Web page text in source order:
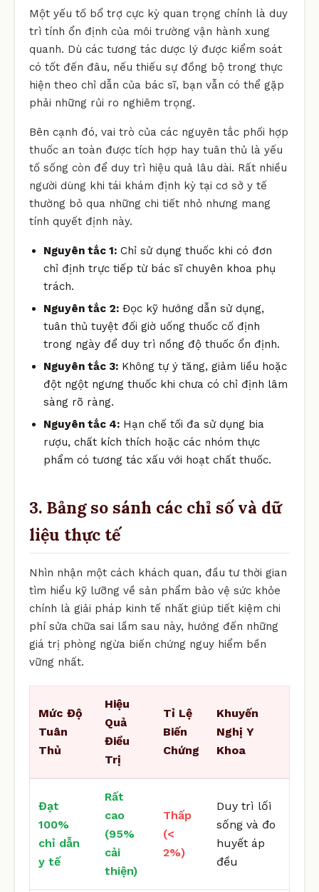
Một yếu tố bổ trợ cực kỳ quan trọng chính là duy
trì tính ổn định của môi trường vận hành xung
quanh. Dù các tương tác dược lý được kiểm soát
có tốt đến đâu, nếu thiếu sự đồng bộ trong thực
hiện theo chỉ dẫn của bác sĩ, bạn vẫn có thể gặp
phải những rủi ro nghiêm trọng.
Bên cạnh đó, vai trò của các nguyên tắc phối hợp
thuốc an toàn được tích hợp hay tuân thủ là yếu
tố sống còn để duy trì hiệu quả lâu dài. Rất nhiều
người dùng khi tái khám định kỳ tại cơ sở y tế
thường bỏ qua những chi tiết nhỏ nhưng mang
tính quyết định này.
Nguyên tắc 1: Chỉ sử dụng thuốc khi có đơn
chỉ định trực tiếp từ bác sĩ chuyên khoa phụ
trách.
Nguyên tắc 2: Đọc kỹ hướng dẫn sử dụng,
tuân thủ tuyệt đối giờ uống thuốc cố định
trong ngày để duy trì nồng độ thuốc ổn định.
Nguyên tắc 3: Không tự ý tăng, giảm liều hoặc
đột ngột ngưng thuốc khi chưa có chỉ định lâm
sàng rõ ràng.
Nguyên tắc 4: Hạn chế tối đa sử dụng bia
rượu, chất kích thích hoặc các nhóm thực
phẩm có tương tác xấu với hoạt chất thuốc.
3. Bảng so sánh các chỉ số và dữ
liệu thực tế
Nhìn nhận một cách khách quan, đầu tư thời gian
tìm hiểu kỹ lưỡng về sản phẩm bảo vệ sức khỏe
chính là giải pháp kinh tế nhất giúp tiết kiệm chi
phí sửa chữa sai lầm sau này, hướng đến những
giá trị phòng ngừa biến chứng nguy hiểm bền
vững nhất.
Mức Độ
Tuân
Thủ
Hiệu
Quả
Điều
Trị
Tỉ Lệ
Biến
Chứng
Khuyến
Nghị Y
Khoa
Đạt
100%
chỉ dẫn
y tế
Rất
cao
(95%
cải
thiện)
Thấp
(<
2%)
Duy trì lối
sống và đo
huyết áp
đều